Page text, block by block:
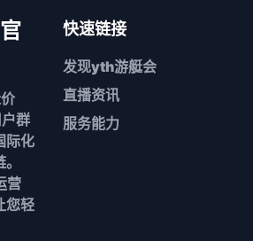
群
际化
营
您轻
快速链接
发现yth游艇会
直播资讯
服务能力